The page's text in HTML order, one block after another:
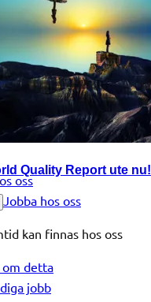
Quality Report ute nu!
oss
Jobba hos oss
kan finnas hos oss
om detta
jobb